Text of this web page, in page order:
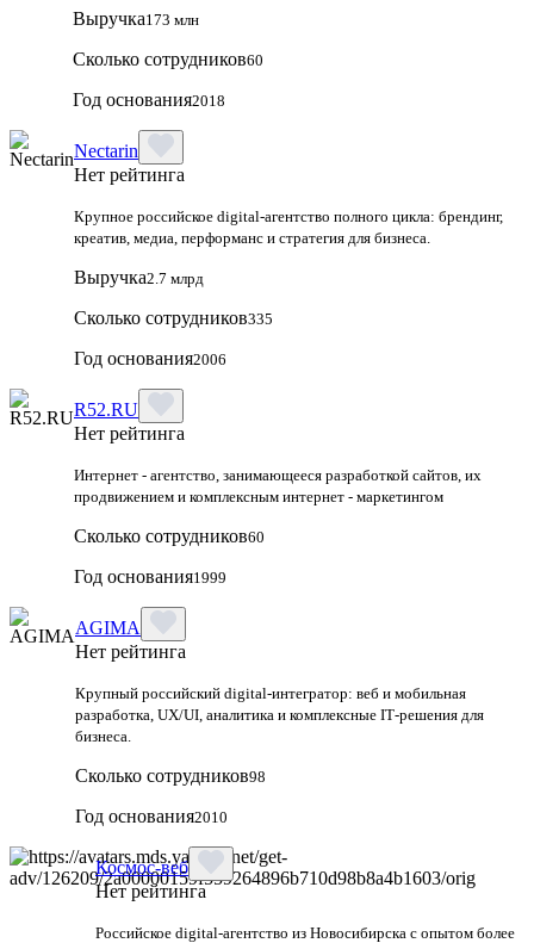
Выручка173 млн
Сколько сотрудников60
Год основания2018
Nectarin
Нет рейтинга
Крупное российское digital‑агентство полного цикла: брендинг,
креатив, медиа, перформанс и стратегия для бизнеса.
Выручка2.7 млрд
Сколько сотрудников335
Год основания2006
R52.RU
Нет рейтинга
Интернет - агентство, занимающееся разработкой сайтов, их
продвижением и комплексным интернет - маркетингом
Сколько сотрудников60
Год основания1999
AGIMA
Нет рейтинга
Крупный российский digital‑интегратор: веб и мобильная
разработка, UX/UI, аналитика и комплексные IT‑решения для
бизнеса.
Сколько сотрудников98
Год основания2010
Космос-веб
Нет рейтинга
Российское digital-агентство из Новосибирска с опытом более